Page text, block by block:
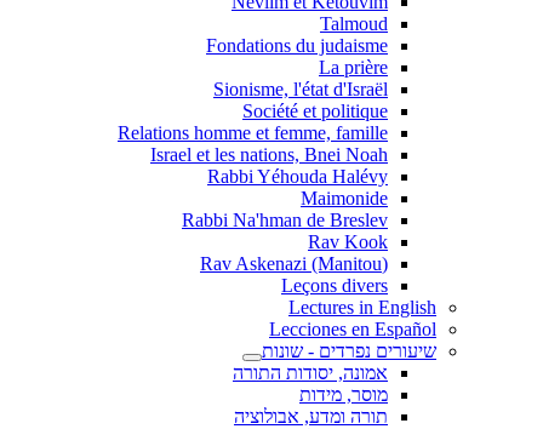
Talmoud
Fondations du judaisme
La prière
Sionisme, l'état d'Israël
Société et politique
Relations homme et femme, famille
Israel et les nations, Bnei Noah
Rabbi Yéhouda Halévy
Maimonide
Rabbi Na'hman de Breslev
Rav Kook
(Rav Askenazi (Manitou
Leçons divers
Lectures in English
Lecciones en Español
שיעורים נפרדים - שונות
אמונה, יסודות התורה
מוסר, מידות
תורה ומדע, אבולוציה